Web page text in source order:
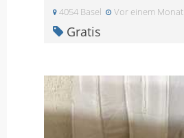
4054 Basel Vor einem Monat
Gratis